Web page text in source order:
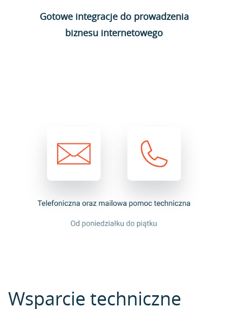
Gotowe integracje do prowadzenia
biznesu internetowego
Wsparcie techniczne